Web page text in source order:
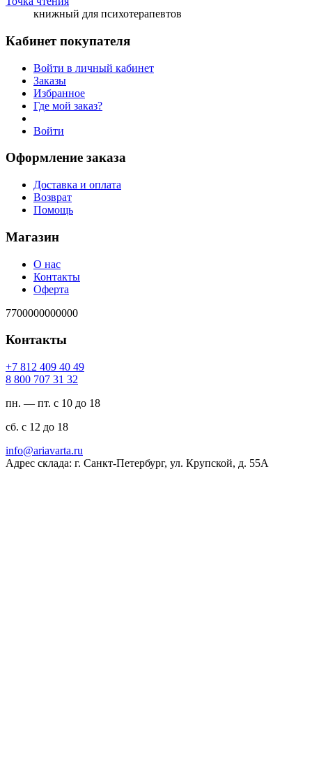
книжный для психотерапевтов
Кабинет покупателя
Войти в личный кабинет
Заказы
Избранное
Где мой заказ?
Войти
Оформление заказа
Доставка и оплата
Возврат
Помощь
Магазин
О нас
Контакты
Оферта
7700000000000
Контакты
94 04 904 218 7+
23 13 707 008 8
пн. — пт. с 10 до 18
сб. с 12 до 18
ur.atravaira@ofni
Адрес склада: г. Санкт-Петербург, ул. Крупской, д. 55А